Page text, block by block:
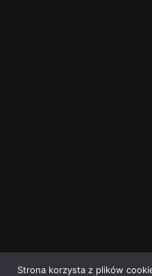
Strona korzysta z plików